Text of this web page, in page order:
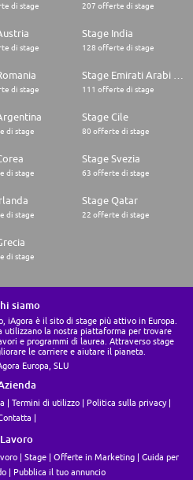
di stage 207 offerte di stage
di stage
Stage India
128 offerte di stage
di stage 111 offerte di stage
di stage
Stage Cile
80 offerte di stage
di stage
Stage Svezia
63 offerte di stage
di stage
Stage Qatar
22 offerte di stage
di stage
siamo
iAgora è il sito di stage più attivo in Europa.
utilizzano la nostra piattaforma per trovare
e programmi di laurea. Attraverso stage
le carriere e aiutare il pianeta.
Europa, SLU
Termini di utilizzo
Politica sulla privacy
Lavoro
Stage Offerte in Marketing
Guida per
Pubblica il tuo annuncio